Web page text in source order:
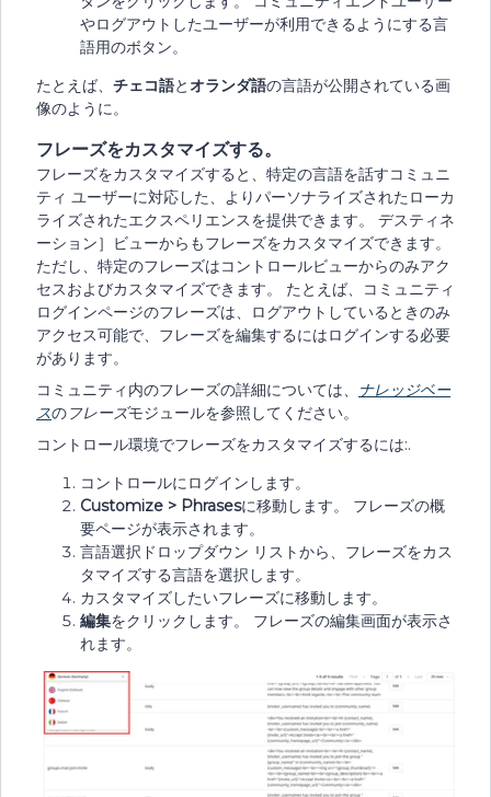
やログアウトしたユーザーが利用できるようにする言
語用のボタン。
たとえば、 チェコ語とオランダ語の言語が公開されている画
像のように。
フレーズをカスタマイズする。
フレーズをカスタマイズすると、特定の言語を話すコミュニ
ティ ユーザーに対応した、よりパーソナライズされたローカ
ライズされたエクスペリエンスを提供できます。 デスティネ
ーション］ビューからもフレーズをカスタマイズできます。
ただし、特定のフレーズはコントロールビューからのみアク
セスおよびカスタマイズできます。 たとえば、コミュニティ
ログインページのフレーズは、ログアウトしているときのみ
アクセス可能で、フレーズを編集するにはログインする必要
があります。
コミュニティ内のフレーズの詳細については、
ナレッジベー
スのフレーズモジュールを参照してください。
コントロール環境でフレーズをカスタマイズするには:.
コントロールにログインします。
Customize > Phrasesに移動します。 フレーズの概
要ページが表示されます。
言語選択ドロップダウン リストから、フレーズをカス
タマイズする言語を選択します。
カスタマイズしたいフレーズに移動します。
編集をクリックします。 フレーズの編集画面が表示さ
れます。